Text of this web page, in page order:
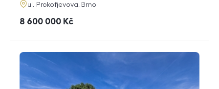
adresa
ul. Prokofjevova, Brno
cena
8 600 000 Kč